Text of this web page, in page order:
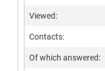
Viewed:
Contacts:
Of which answered: